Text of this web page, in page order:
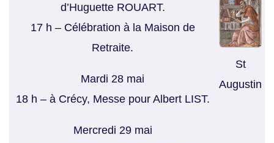
d’Huguette ROUART.
17 h – Célébration à la Maison de
Retraite.
Mardi 28 mai
18 h – à Crécy, Messe pour Albert LIST.
Mercredi 29 mai
St
Augustin